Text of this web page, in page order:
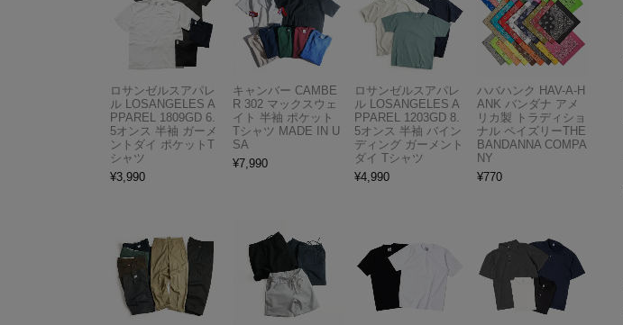
ロサンゼルスアパレ
ル LOSANGELES A
PPAREL 1809GD 6.
5オンス 半袖 ガーメ
ントダイ ポケットT
シャツ
¥3,990
キャンバー CAMBE
R 302 マックスウェ
イト 半袖 ポケット
Tシャツ MADE IN U
SA
¥7,990
ロサンゼルスアパレ
ル LOSANGELES A
PPAREL 1203GD 8.
5オンス 半袖 バイン
ディング ガーメント
ダイ Tシャツ
¥4,990
ハバハンク HAV-A-H
ANK バンダナ アメ
リカ製 トラディショ
ナル ペイズリーTHE
BANDANNA COMPA
NY
¥770